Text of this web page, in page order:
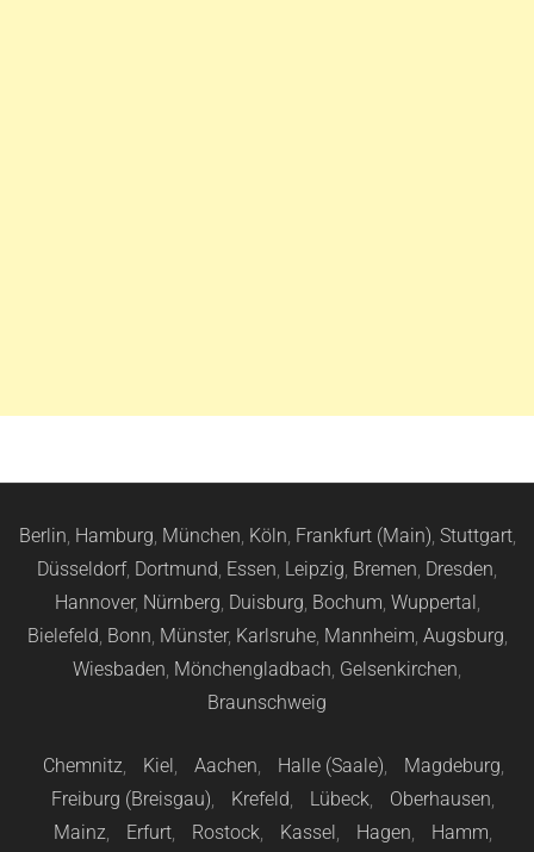
Berlin, Hamburg, München, Köln, Frankfurt (Main), Stuttgart,
Düsseldorf, Dortmund, Essen, Leipzig, Bremen, Dresden,
Hannover, Nürnberg, Duisburg, Bochum, Wuppertal,
Bielefeld, Bonn, Münster, Karlsruhe, Mannheim, Augsburg,
Wiesbaden, Mönchengladbach, Gelsenkirchen,
Braunschweig
Chemnitz, Kiel, Aachen, Halle (Saale), Magdeburg,
Freiburg (Breisgau), Krefeld, Lübeck, Oberhausen,
Mainz, Erfurt, Rostock, Kassel, Hagen, Hamm,